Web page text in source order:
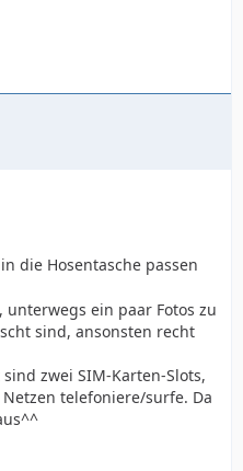
die Hosentasche passen
ein paar Fotos zu
sind, ansonsten recht
zwei SIM-Karten-Slots,
telefoniere/surfe. Da